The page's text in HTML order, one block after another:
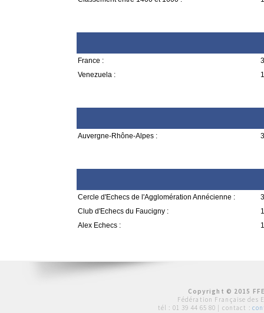
France :
Venezuela :
Auvergne-Rhône-Alpes :
Cercle d'Echecs de l'Agglomération Annécienne :
Club d'Echecs du Faucigny :
Alex Echecs :
Copyright © 2015
Fédération Française des
tél : 01 39 44 65 80 | contact :